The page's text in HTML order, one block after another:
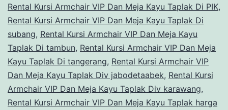
Rental Kursi Armchair VIP Dan Meja Kayu Taplak Di PIK,
Rental Kursi Armchair VIP Dan Meja Kayu Taplak Di
subang, Rental Kursi Armchair VIP Dan Meja Kayu
Taplak Di tambun, Rental Kursi Armchair VIP Dan Meja
Kayu Taplak Di tangerang, Rental Kursi Armchair VIP
Dan Meja Kayu Taplak Div jabodetaabek, Rental Kursi
Armchair VIP Dan Meja Kayu Taplak Div karawang,
Rental Kursi Armchair VIP Dan Meja Kayu Taplak harga